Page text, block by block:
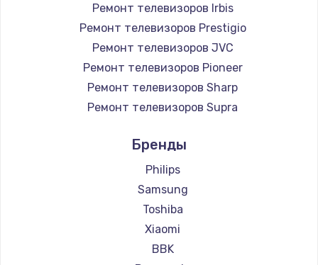
Замена микросхемы NFC
1100 руб.
Заказать
Замена шим-контроллера
Заказать
Настройка Wi-Fi
1030 руб.
Заказать
Ремонт телевизоров Irbis
Ремонт телевизоров Prestigio
Ремонт телевизоров JVC
Ремонт телевизоров Pioneer
Ремонт телевизоров Sharp
Ремонт телевизоров Supra
Ремонт телевизоров Hisense
Ремонт телевизоров Daewoo
Ремонт телевизоров Centek
Ремонт телевизоров Telefunken
Ремонт телевизоров Hyundai
Ремонт телевизоров Doffler
Бренды
Philips
Samsung
Toshiba
Xiaomi
BBK